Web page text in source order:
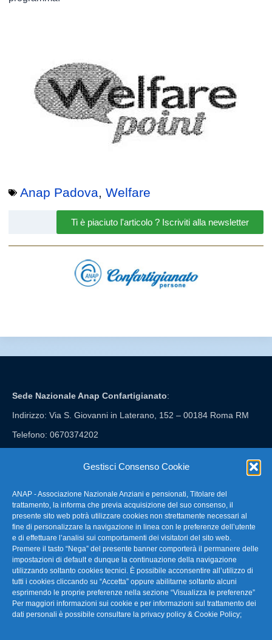
Gestisci Consenso Cookie
ANAP - Associazione Nazionale Anziani e pensionati, Titolare del
trattamento, la informa che previa acquisizione del suo consenso, il
presente sito web potrà utilizzare cookies non strettamente necessari al
fine di personalizzare la navigazione in linea con le preferenze dell’utente
e di effettuare l’analisi sui comportamenti dei visitatori del sito web.
Premere il tasto “Nega” del presente banner comporterà il permanere delle
impostazioni di default e dunque la continuazione della navigazione
utilizzando soltanto cookies tecnici. È possibile acconsentire all’utilizzo di
tutti i cookies cliccando su “Accetta” oppure abilitarne soltanto alcuni
esprimendo le proprie preferenze nella sezione “Visualizza le preferenze”
Per maggiori informazioni sui cookie e per informazioni sul trattamento dei
dati personali è possibile consultare la privacy policy & Cookie Policy;
Anap Padova,Welfare
Ti è piaciuto l'articolo ? Iscriviti alla newsletter
Sede Nazionale Anap Confartigianato:
Indirizzo: Via S. Giovanni in Laterano, 152 – 00184 Roma RM
Telefono: 0670374202
FAQ – Domande Frequenti
La nostra Newsletter
Link Utili
TG Confartigianato
Privacy & Cookie Policy